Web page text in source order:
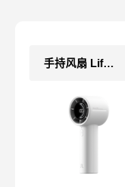
手持风扇 Life10S